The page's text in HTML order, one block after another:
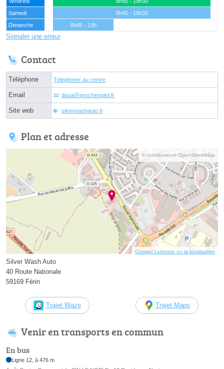
Samedi
8h45 - 19h30
Dimanche
8h45 - 13h
Signaler une erreur
Contact
Téléphone Téléphoner au centre
Email douaiⓐprochemploi.fr
Site web silverwashauto.fr
Plan et adresse
© contributeurs OpenStreetMap
Corriger l’adresse ou la localisation
Silver Wash Auto
40 Route Nationale
59169 Férin
Trajet Waze Trajet Maps
Venir en transports en commun
En bus
Ligne 12, à 476 m